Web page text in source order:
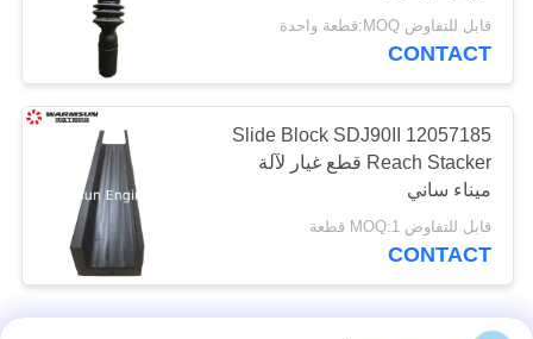
قابل للتفاوض MOQ:قطعة واحدة
CONTACT
12057185 Slide Block SDJ90II
Reach Stacker قطع غيار لآلة
ميناء ساني
قابل للتفاوض MOQ:1 قطعة
CONTACT